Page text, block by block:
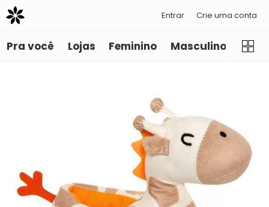
Entrar Crie uma conta
Pra você Lojas Feminino Masculino